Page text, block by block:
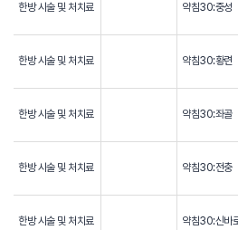
한방 시술 및 처치료 약침30:중성
한방 시술 및 처치료 약침30:황련
한방 시술 및 처치료 약침30:좌골
한방 시술 및 처치료 약침30:전충
한방 시술 및 처치료 약침30:신바